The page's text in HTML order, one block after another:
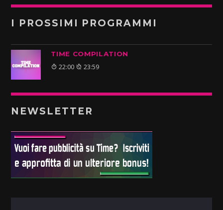
I PROSSIMI PROGRAMMI
TIME COMPILATION
22:00 23:59
NEWSLETTER